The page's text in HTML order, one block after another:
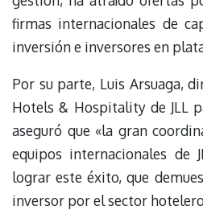
firmas internacionales de
inversión e inversores en
Por su parte, Luis Arsuaga,
Hotels & Hospitality de JLL
aseguró que «la gran
equipos internacionales de
lograr este éxito, que
inversor por el sector